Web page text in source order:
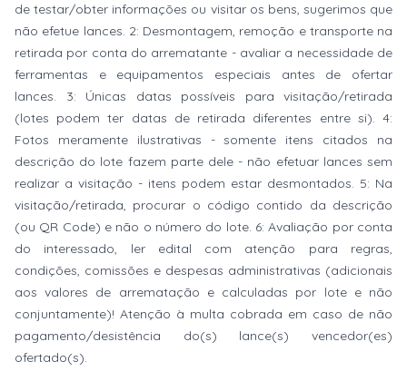
de testar/obter informações ou visitar os bens, sugerimos que
não efetue lances. 2: Desmontagem, remoção e transporte na
retirada por conta do arrematante - avaliar a necessidade de
ferramentas e equipamentos especiais antes de ofertar
lances. 3: Únicas datas possíveis para visitação/retirada
(lotes podem ter datas de retirada diferentes entre si). 4:
Fotos meramente ilustrativas - somente itens citados na
descrição do lote fazem parte dele - não efetuar lances sem
realizar a visitação - itens podem estar desmontados. 5: Na
visitação/retirada, procurar o código contido da descrição
(ou QR Code) e não o número do lote. 6: Avaliação por conta
do interessado, ler edital com atenção para regras,
condições, comissões e despesas administrativas (adicionais
aos valores de arrematação e calculadas por lote e não
conjuntamente)! Atenção à multa cobrada em caso de não
pagamento/desistência do(s) lance(s) vencedor(es)
ofertado(s).